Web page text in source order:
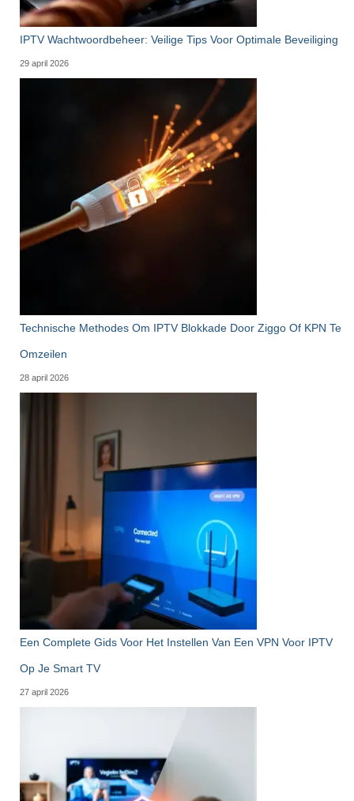
IPTV Wachtwoordbeheer: Veilige Tips Voor Optimale Beveiliging
29 april 2026
Technische Methodes Om IPTV Blokkade Door Ziggo Of KPN Te
Omzeilen
28 april 2026
Een Complete Gids Voor Het Instellen Van Een VPN Voor IPTV
Op Je Smart TV
27 april 2026